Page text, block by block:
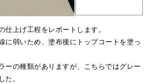
仕上げ工程をレポートします。
に弱いため、塗布後にトップコートを塗っ
ーの種類がありますが、こちらではグレー
。